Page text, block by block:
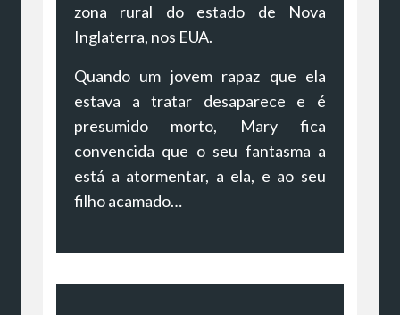
zona rural do estado de Nova
Inglaterra, nos EUA.
Quando um jovem rapaz que ela
estava a tratar desaparece e é
presumido morto, Mary fica
convencida que o seu fantasma a
está a atormentar, a ela, e ao seu
filho acamado…